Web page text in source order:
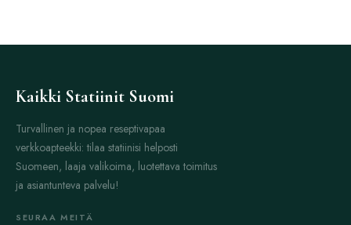
Kaikki Statiinit Suomi
Turvallinen ja nopea reseptivapaa
verkkoapteekki: tilaa statiinisi helposti
Suomeen, laaja valikoima, luotettava toimitus
ja asiantunteva palvelu!
SEURAA MEITÄ